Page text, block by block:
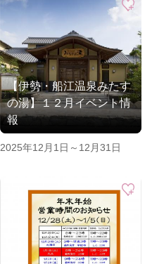
【伊勢・船江温泉みたす
の湯】１２月イベント情
報
2025年12月1日～12月31日